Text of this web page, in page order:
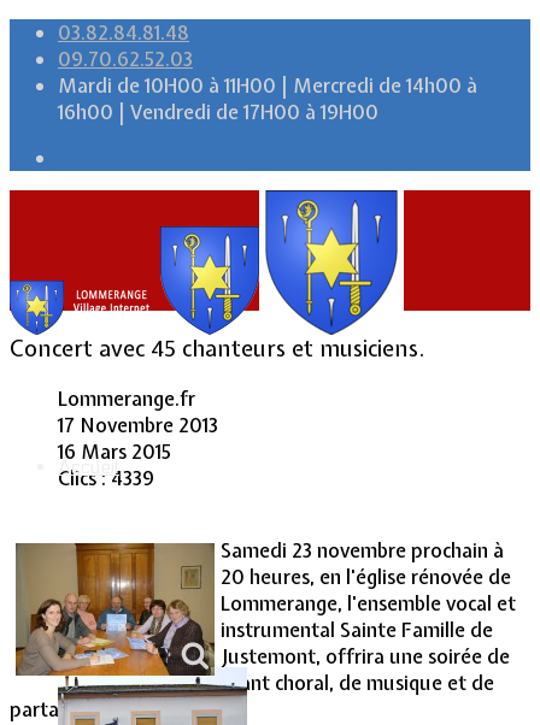
03.82.84.81.48
09.70.62.52.03
Mardi de 10H00 à 11H00 | Mercredi de 14h00 à
16h00 | Vendredi de 17H00 à 19H00
Accueil
Vie Municipale
Concert avec 45 chanteurs et musiciens.
Lommerange.fr
17 Novembre 2013
16 Mars 2015
Clics : 4339
Samedi 23 novembre prochain à
20 heures, en l'église rénovée de
Lommerange, l'ensemble vocal et
instrumental Sainte Famille de
Justemont, offrira une soirée de
chant choral, de musique et de
partage.